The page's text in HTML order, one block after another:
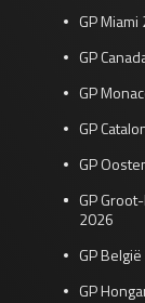
GP
GP
GP
GP
GP
GP
2026
GP
GP